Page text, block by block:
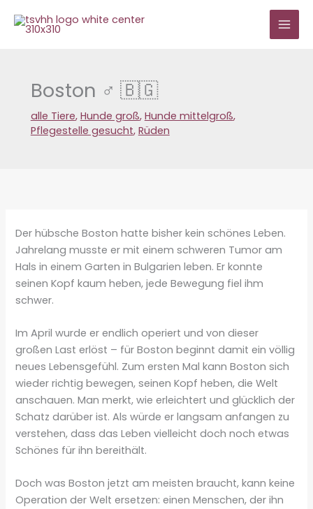
Inhalt
Boston ♂ 🇧🇬
alle Tiere, Hunde groß, Hunde mittelgroß,
Pflegestelle gesucht, Rüden
Der hübsche Boston hatte bisher kein schönes Leben.
Jahrelang musste er mit einem schweren Tumor am
Hals in einem Garten in Bulgarien leben. Er konnte
seinen Kopf kaum heben, jede Bewegung fiel ihm
schwer.
Im April wurde er endlich operiert und von dieser
großen Last erlöst – für Boston beginnt damit ein völlig
neues Lebensgefühl. Zum ersten Mal kann Boston sich
wieder richtig bewegen, seinen Kopf heben, die Welt
anschauen. Man merkt, wie erleichtert und glücklich der
Schatz darüber ist. Als würde er langsam anfangen zu
verstehen, dass das Leben vielleicht doch noch etwas
Schönes für ihn bereithält.
Doch was Boston jetzt am meisten braucht, kann keine
Operation der Welt ersetzen: einen Menschen, der ihn